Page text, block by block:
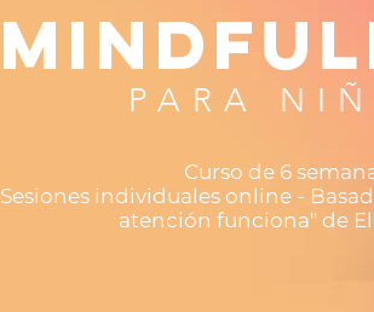
PARA
Curso de 6
Sesiones individuales online -
atención funciona" de